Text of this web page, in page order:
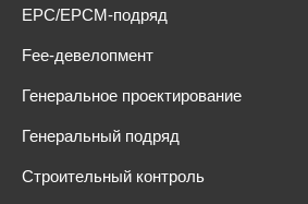
EPC/EPCM-подряд
Fee-девелопмент
Генеральное проектирование
Генеральный подряд
Строительный контроль